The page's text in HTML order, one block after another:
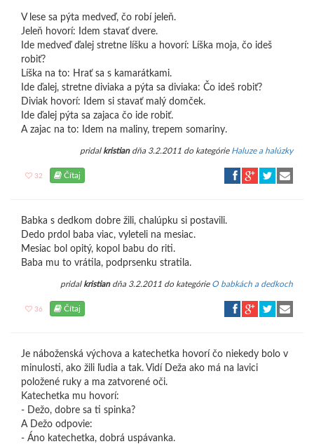
V lese sa pýta medveď, čo robí jeleň.
Jeleň hovorí: Idem stavať dvere.
Ide medveď ďalej stretne líšku a hovorí: Líška moja, čo ideš
robiť?
Líška na to: Hrať sa s kamarátkami.
Ide ďalej, stretne diviaka a pýta sa diviaka: Čo ideš robiť?
Diviak hovorí: Idem si stavať malý domček.
Ide ďalej pýta sa zajaca čo ide robiť.
A zajac na to: Idem na maliny, trepem somariny.
pridal kristiandňa 3.2.2011 do kategórie Haluze a halúzky
32 Čítaj
Babka s dedkom dobre žili, chalúpku si postavili.
Dedo prdol baba viac, vyleteli na mesiac.
Mesiac bol opitý, kopol babu do riti.
Baba mu to vrátila, podprsenku stratila.
pridal kristiandňa 3.2.2011 do kategórie O babkách a dedkoch
36 Čítaj
Je náboženská výchova a katechetka hovorí čo niekedy bolo v
minulosti, ako žili ľudia a tak. Vidí Deža ako má na lavici
položené ruky a ma zatvorené oči.
Katechetka mu hovorí:
- Dežo, dobre sa ti spinka?
A Dežo odpovie:
- Áno katechetka, dobrá uspávanka.